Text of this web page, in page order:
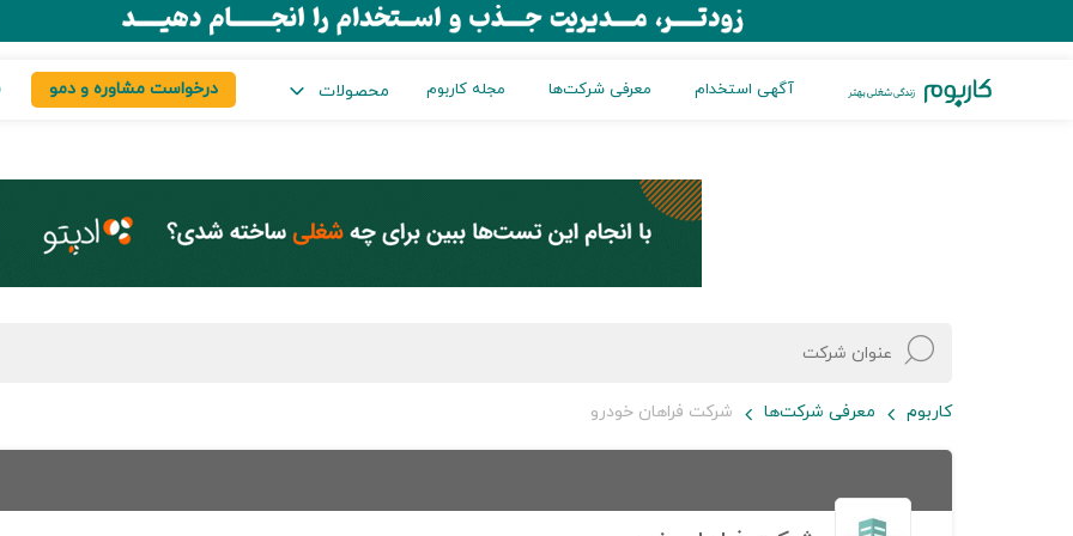
آگهی استخدام معرفی شرکت‌ها مجله کاربوم محصولات درخواست مشاوره و دمو
کاربوم معرفی شرکت‌ها شرکت فراهان خودرو